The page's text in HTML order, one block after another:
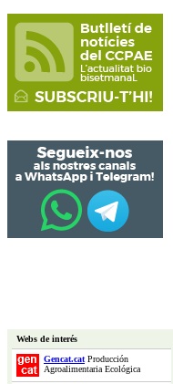
Webs de interés
Gencat.catProducción
Agroalimentaria Ecológica